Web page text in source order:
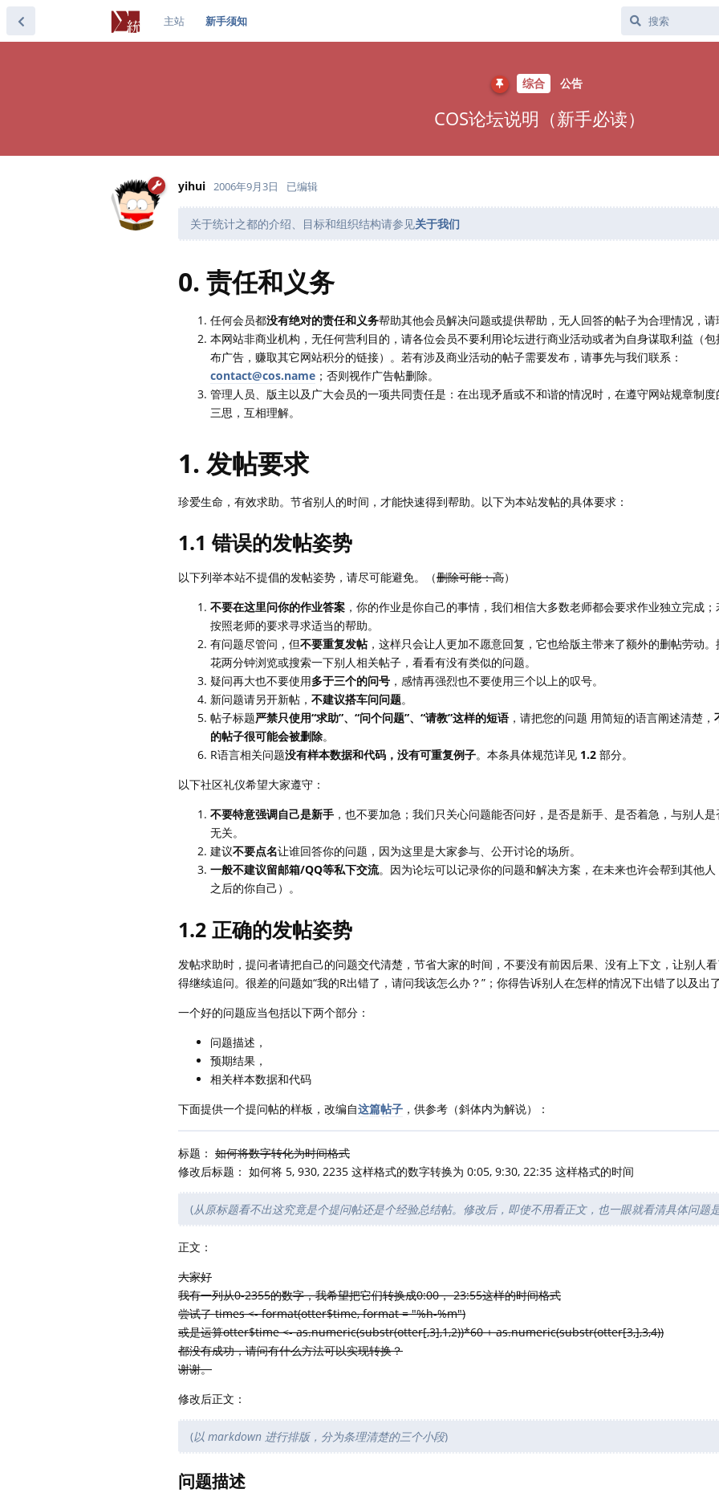
主站 新手须知
综合 公告
COS论坛说明（新手必读）
yihui 2006年9月3日 已编辑
关于统计之都的介绍、目标和组织结构请参见关于我们
0. 责任和义务
任何会员都没有绝对的责任和义务帮助其他会员解决问题或提供帮助，无人回答的帖子为合理情况，请
本网站非商业机构，无任何营利目的，请各位会员不要利用论坛进行商业活动或者为自身谋取利益（
布广告，赚取其它网站积分的链接）。若有涉及商业活动的帖子需要发布，请事先与我们联系：
contact@cos.name ；否则视作广告帖删除。
管理人员、版主以及广大会员的一项共同责任是：在出现矛盾或不和谐的情况时，在遵守网站规章制
三思，互相理解。
1. 发帖要求
珍爱生命，有效求助。节省别人的时间，才能快速得到帮助。以下为本站发帖的具体要求：
1.1 错误的发帖姿势
以下列举本站不提倡的发帖姿势，请尽可能避免。（删除可能：高）
不要在这里问你的作业答案 ，你的作业是你自己的事情，我们相信大多数老师都会要求作业独立完成
按照老师的要求寻求适当的帮助。
有问题尽管问，但不要重复发帖，这样只会让人更加不愿意回复，它也给版主带来了额外的删帖劳动
花两分钟浏览或搜索一下别人相关帖子，看看有没有类似的问题。
疑问再大也不要使用多于三个的问号 ，感情再强烈也不要使用三个以上的叹号。
新问题请另开新帖， 不建议搭车问问题。
帖子标题严禁只使用“求助”、“问个问题”、“请教”这样的短语，请把您的问题 用简短的语言阐述清楚，
的帖子很可能会被删除。
R语言相关问题没有样本数据和代码，没有可重复例子。本条具体规范详见 1.2 部分。
以下社区礼仪希望大家遵守：
不要特意强调自己是新手 ，也不要加急；我们只关心问题能否问好，是否是新手、是否着急，与别人
无关。
建议不要点名让谁回答你的问题，因为这里是大家参与、公开讨论的场所。
一般不建议留邮箱/QQ等私下交流。因为论坛可以记录你的问题和解决方案，在未来也许会帮到其他人
之后的你自己）。
1.2 正确的发帖姿势
发帖求助时，提问者请把自己的问题交代清楚，节省大家的时间，不要没有前因后果、没有上下文，让别人
得继续追问。很差的问题如“我的R出错了，请问我该怎么办？”；你得告诉别人在怎样的情况下出错了以及出了
一个好的问题应当包括以下两个部分：
问题描述，
预期结果，
相关样本数据和代码
下面提供一个提问帖的样板，改编自这篇帖子 ，供参考（斜体内为解说）：
标题： 如何将数字转化为时间格式
修改后标题： 如何将 5, 930, 2235 这样格式的数字转换为 0:05, 9:30, 22:35 这样格式的时间
(从原标题看不出这究竟是个提问帖还是个经验总结帖。修改后，即使不用看正文，也一眼就看清具体问题
正文：
大家好
我有一列从0-2355的数字，我希望把它们转换成0:00， 23:55这样的时间格式
尝试了 times <- format(otter$time, format = "%h-%m")
或是运算otter$time <- as.numeric(substr(otter[,3],1,2))*60 + as.numeric(substr(otter[3,],3,4))
都没有成功，请问有什么方法可以实现转换？
谢谢。
修改后正文：
(以 markdown 进行排版，分为条理清楚的三个小段)
问题描述